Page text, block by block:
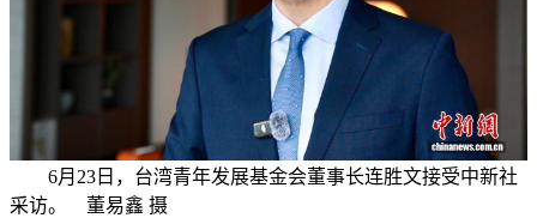
6月23日，台湾青年发展基金会董事长连胜文接受中新社
采访。 董易鑫 摄